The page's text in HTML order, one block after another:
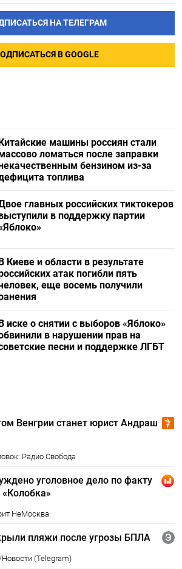
НА ТЕЛЕГРАМ
В GOOGLE
машины россиян стали
ломаться после заправки
бензином из-за
топлива
главных российских тиктокеров
в поддержку партии
Киеве и области в результате
атак погибли пять
еще восемь получили
иске о снятии с выборов «Яблоко»
в нарушении прав на
песни и поддержке ЛГБТ